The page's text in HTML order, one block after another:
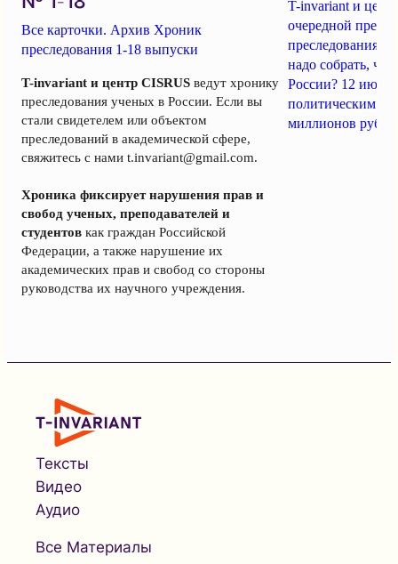
Все карточки. Архив Хроник
преследования 1-18 выпуски
T-invariant и центр CISRUS ведут хронику
преследования ученых в России. Если вы
стали свидетелем или объектом
преследований в академической сфере,
свяжитесь с нами t.invariant@gmail.com.
Хроника фиксирует нарушения прав и
свобод ученых, преподавателей и
студентов как граждан Российской
Федерации, а также нарушение их
академических прав и свобод со стороны
руководства их научного учреждения.
T-invariant и
очередной
преследования
надо собрать,
России? 12
политическим
миллионов
Тексты
Видео
Аудио
Все Материалы